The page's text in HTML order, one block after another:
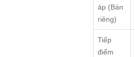
áp (Bán
riêng)
Tiếp
điểm